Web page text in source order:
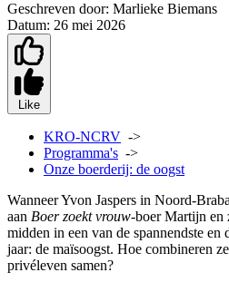
Geschreven door: Marlieke Biemans
Datum: 26 mei 2026
Like
KRO-NCRV ->
Programma's ->
Onze boerderij: de oogst
Wanneer Yvon Jaspers in
aan Boer zoekt vrouw-boer Martijn en
midden in een van de spannendste en
jaar: de maïsoogst. Hoe combineren
privéleven samen?